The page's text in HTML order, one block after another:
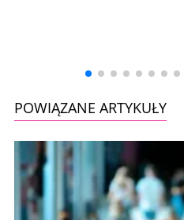
POWIĄZANE ARTYKUŁY